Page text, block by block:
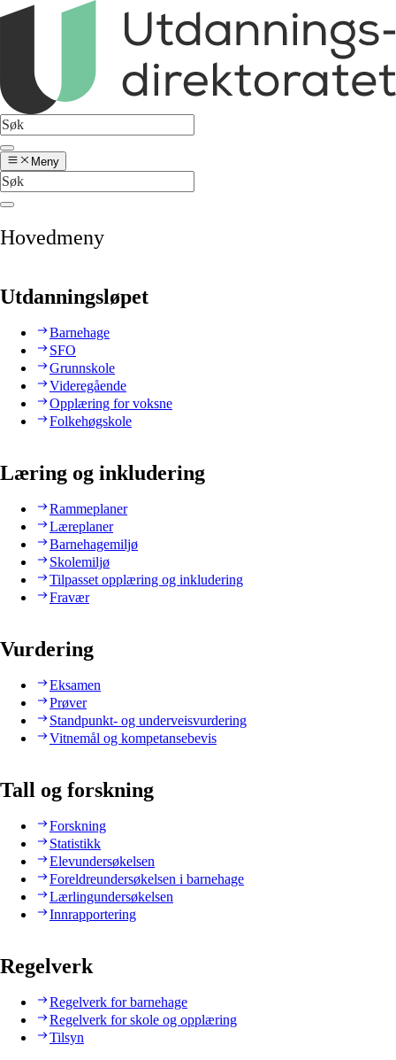
Meny
Hovedmeny
Utdanningsløpet
Barnehage
SFO
Grunnskole
Videregående
Opplæring for voksne
Folkehøgskole
Læring og inkludering
Rammeplaner
Læreplaner
Barnehagemiljø
Skolemiljø
Tilpasset opplæring og inkludering
Fravær
Vurdering
Eksamen
Prøver
Standpunkt- og underveisvurdering
Vitnemål og kompetansebevis
Tall og forskning
Forskning
Statistikk
Elevundersøkelsen
Foreldreundersøkelsen i barnehage
Lærlingundersøkelsen
Innrapportering
Regelverk
Regelverk for barnehage
Regelverk for skole og opplæring
Tilsyn